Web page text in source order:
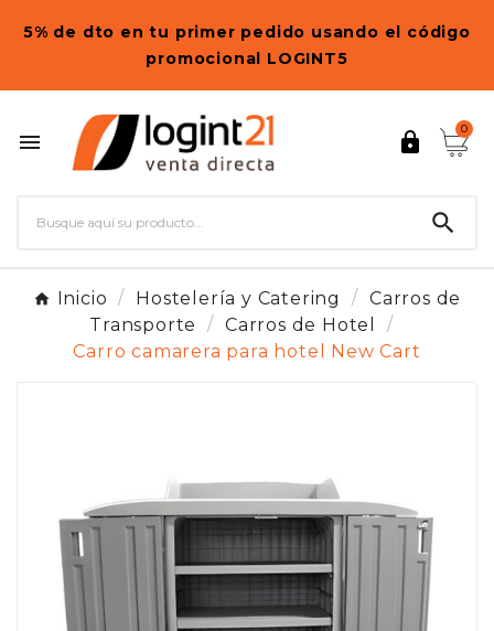
5% de dto en tu primer pedido usando el código
promocional LOGINT5
 
0

Inicio Hostelería y Catering
Carros de
Transporte
Carros de Hotel
Carro camarera para hotel New Cart